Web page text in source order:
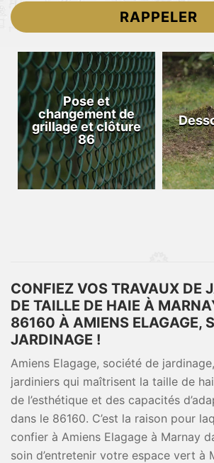
Pose et
changement de
grillage et clôture
86
CONFIEZ VOS TRAVAUX DE
DE TAILLE DE HAIE À
86160 À AMIENS ELAGAGE,
JARDINAGE !
Amiens Elagage, société de
jardiniers qui maîtrisent la taille de
de l’esthétique et des capacités
dans le 86160. C’est la raison pour
confier à Amiens Elagage à Marnay
soin d’entretenir votre espace vert à